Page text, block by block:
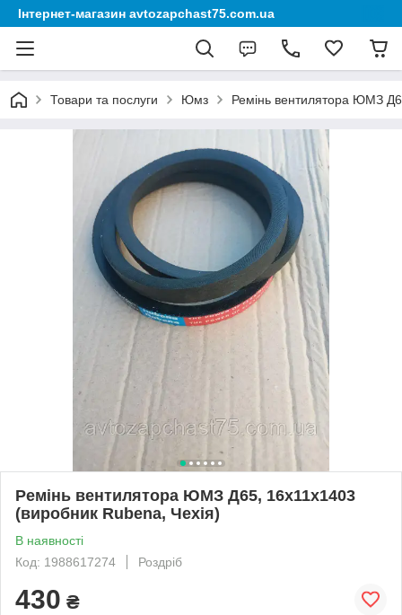
Інтернет-магазин avtozapchast75.com.ua
Товари та послуги Юмз Ремінь вентилятора ЮМЗ
Ремінь вентилятора ЮМЗ Д65, 16х11х1403
(виробник Rubena, Чехія)
В наявності
Код: 1988617274
Роздріб
430 ₴